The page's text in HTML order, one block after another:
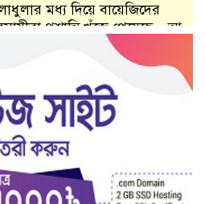
মধ্য দিয়ে বায়েজিদের
প্রশান্তি খুঁজে পেয়েছে – আ
আইন শৃঙ্খলা সভায়
মোছলেম উদ্দিন :মাদকের
আরো সোচ্চার হতে হবে
নেতাকর্মীরা দলের নেতৃত্বে
শেখ হাসিনার হাত আরো
হবে -পাবনায় তথ্যমন্ত্রী